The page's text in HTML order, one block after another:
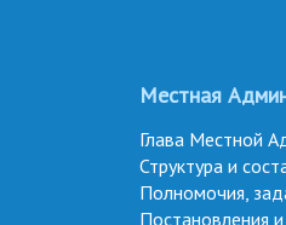
Местная
Глава Местной
Структура и
Полномочия,
Постановления